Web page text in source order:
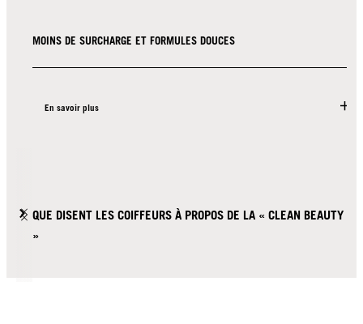
MOINS DE SURCHARGE ET FORMULES DOUCES
En savoir plus
QUE DISENT LES COIFFEURS À PROPOS DE LA « CLEAN BEAUTY
»